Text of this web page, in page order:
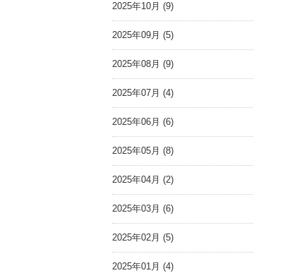
2025年10月 (9)
2025年09月 (5)
2025年08月 (9)
2025年07月 (4)
2025年06月 (6)
2025年05月 (8)
2025年04月 (2)
2025年03月 (6)
2025年02月 (5)
2025年01月 (4)